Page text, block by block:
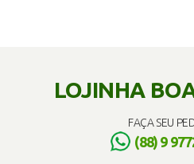
LOJINHA
FAÇA SEU
(88) 9